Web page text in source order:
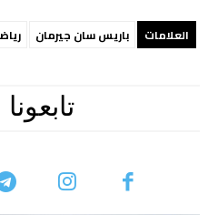
العلامات باريس سان جيرمان